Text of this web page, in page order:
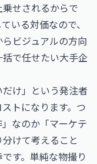
せされるからで
いる対価なので、
ビジュアルの方向
で任せたい大手企
け」という発注者
トになります。つ
なのか「マーケテ
けて考えること
す。単純な物撮り